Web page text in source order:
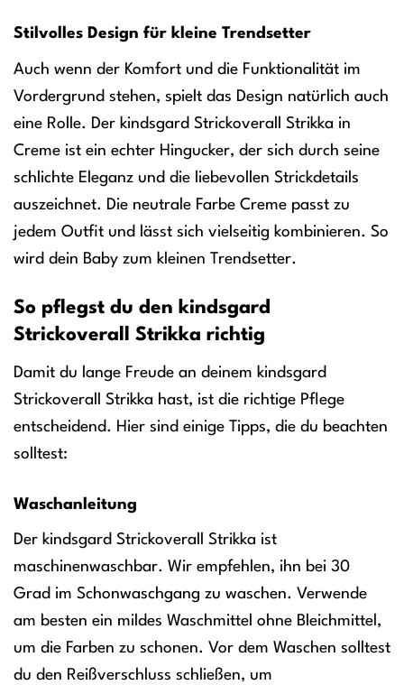
Stilvolles Design für kleine Trendsetter
Auch wenn der Komfort und die Funktionalität im
Vordergrund stehen, spielt das Design natürlich auch
eine Rolle. Der kindsgard Strickoverall Strikka in
Creme ist ein echter Hingucker, der sich durch seine
schlichte Eleganz und die liebevollen Strickdetails
auszeichnet. Die neutrale Farbe Creme passt zu
jedem Outfit und lässt sich vielseitig kombinieren. So
wird dein Baby zum kleinen Trendsetter.
So pflegst du den kindsgard
Strickoverall Strikka richtig
Damit du lange Freude an deinem kindsgard
Strickoverall Strikka hast, ist die richtige Pflege
entscheidend. Hier sind einige Tipps, die du beachten
solltest:
Waschanleitung
Der kindsgard Strickoverall Strikka ist
maschinenwaschbar. Wir empfehlen, ihn bei 30
Grad im Schonwaschgang zu waschen. Verwende
am besten ein mildes Waschmittel ohne Bleichmittel,
um die Farben zu schonen. Vor dem Waschen solltest
du den Reißverschluss schließen, um